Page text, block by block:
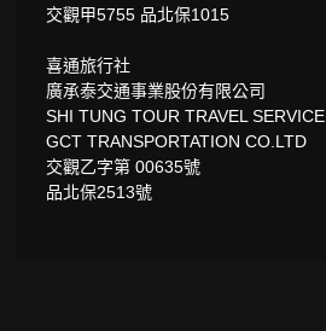
交觀甲5755 品北保1015
喜通旅行社
廣承泰交通事業股份有限公司
SHI TUNG TOUR TRAVEL SERVICE
GCT TRANSPORTATION CO.LTD
交觀乙字第 00635號
品北保2513號